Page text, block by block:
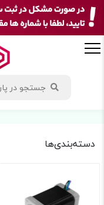
دسته‌بندی‌ها